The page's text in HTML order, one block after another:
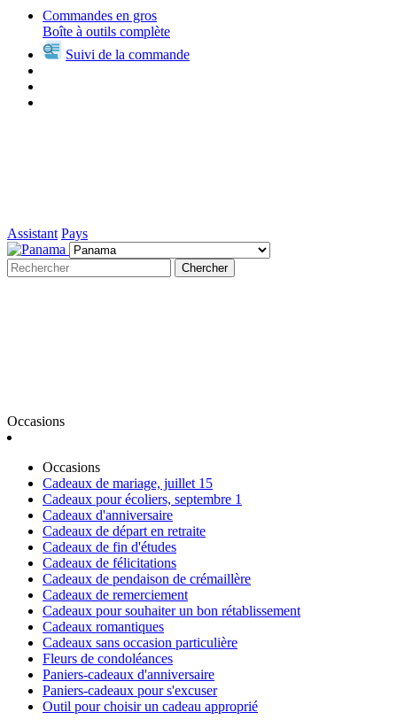
Commandes en gros
Boîte à outils complète
Suivi de la commande
Assistant Pays
Chercher
Occasions
Occasions
Cadeaux de mariage, juillet 15
Cadeaux pour écoliers, septembre 1
Cadeaux d'anniversaire
Cadeaux de départ en retraite
Cadeaux de fin d'études
Cadeaux de félicitations
Cadeaux de pendaison de crémaillère
Cadeaux de remerciement
Cadeaux pour souhaiter un bon rétablissement
Cadeaux romantiques
Cadeaux sans occasion particulière
Fleurs de condoléances
Paniers-cadeaux d'anniversaire
Paniers-cadeaux pour s'excuser
Outil pour choisir un cadeau approprié